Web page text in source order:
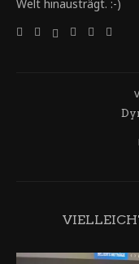
Welt hinausträgt. :-)